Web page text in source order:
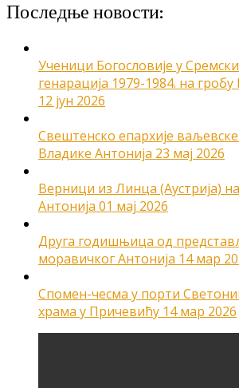
Последње новости:
Ученици Богословије у
генарација 1979-1984. на
12 јун 2026
Свештенско епархије
Владике Антонија 23 мај 2026
Верници из Линца (Аустрија)
Антонија 01 мај 2026
Друга годишњица од
моравичког Антонија 14 мар
Спомен-чесма у порти
храма у Причевићу 14 мар 2026